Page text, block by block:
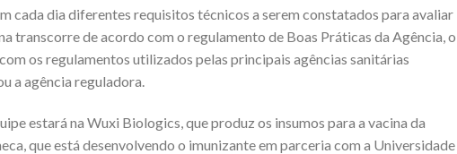
cada dia diferentes requisitos técnicos a serem constatados para avaliar
transcorre de acordo com o regulamento de Boas Práticas da Agência, o
os regulamentos utilizados pelas principais agências sanitárias
a agência reguladora.
estará na Wuxi Biologics, que produz os insumos para a vacina da
que está desenvolvendo o imunizante em parceria com a Universidade